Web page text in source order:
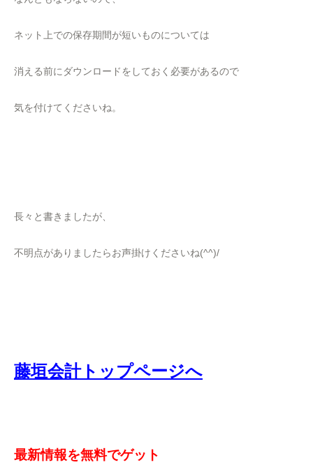
ネット上での保存期間が短いものについては
消える前にダウンロードをしておく必要があるので
気を付けてくださいね。
長々と書きましたが、
不明点がありましたらお声掛けくださいね(^^)/
藤垣会計トップページへ
最新情報を無料でゲット